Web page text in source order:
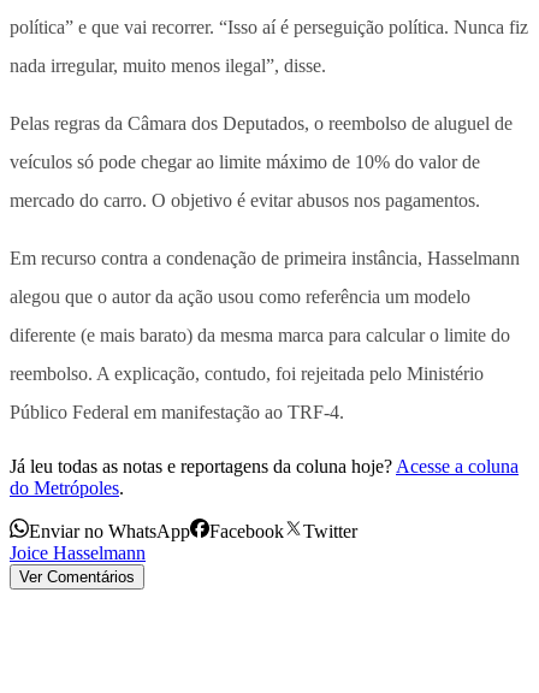
política” e que vai recorrer. “Isso aí é perseguição política. Nunca fiz
nada irregular, muito menos ilegal”, disse.
Pelas regras da Câmara dos Deputados, o reembolso de aluguel de
veículos só pode chegar ao limite máximo de 10% do valor de
mercado do carro. O objetivo é evitar abusos nos pagamentos.
Em recurso contra a condenação de primeira instância, Hasselmann
alegou que o autor da ação usou como referência um modelo
diferente (e mais barato) da mesma marca para calcular o limite do
reembolso. A explicação, contudo, foi rejeitada pelo Ministério
Público Federal em manifestação ao TRF-4.
Já leu todas as notas e reportagens da coluna hoje? Acesse a coluna
do Metrópoles.
Enviar no WhatsApp Facebook
Twitter
Joice Hasselmann
Ver Comentários